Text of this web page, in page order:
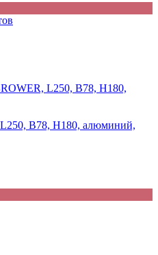
B78, H180, алюминий,